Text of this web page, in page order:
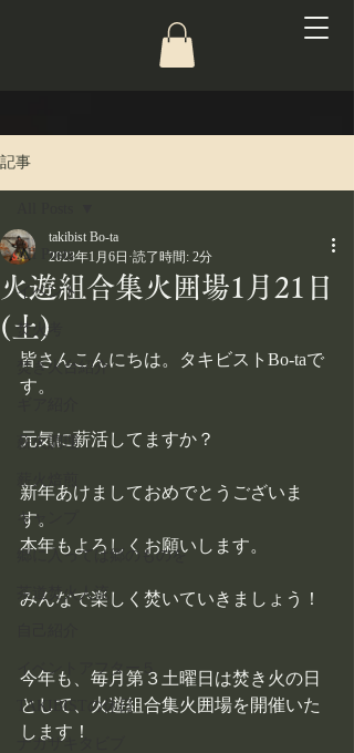
記事
All Posts
イベント
焚火考
焚き火台紹介
薪火調理
薪火焙煎
キャンプ
郷に入っては郷のものを
茶道焚火人流
イベントアフター５
TAKIBISTの休日
ナガサキタビブ
火遊組合集火囲場1月21日
(土)
takibist Bo-ta
2023年1月6日 読了時間: 2分
皆さんこんにちは。タキビストBo-taで
す。
元気に薪活してますか？
新年あけましておめでとうございま
す。
本年もよろしくお願いします。
みんなで楽しく焚いていきましょう！
今年も、毎月第３土曜日は焚き火の日
として、火遊組合集火囲場を開催いた
します！